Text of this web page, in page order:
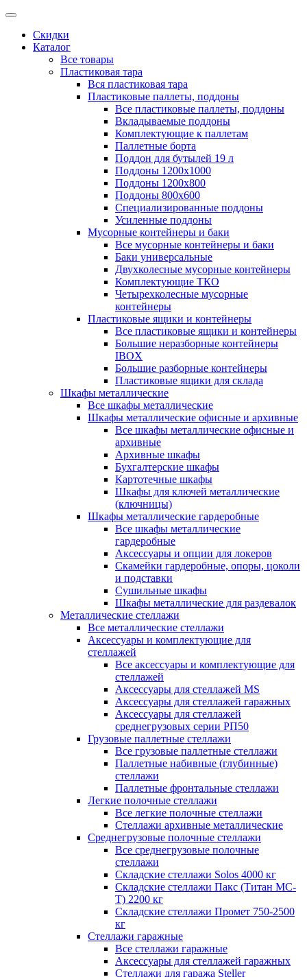
Скидки
Каталог
Все товары
Пластиковая тара
Вся пластиковая тара
Пластиковые паллеты, поддоны
Все пластиковые паллеты, поддоны
Вкладываемые поддоны
Комплектующие к паллетам
Паллетные борта
Поддон для бутылей 19 л
Поддоны 1200х1000
Поддоны 1200х800
Поддоны 800х600
Специализированные поддоны
Усиленные поддоны
Мусорные контейнеры и баки
Все мусорные контейнеры и баки
Баки универсальные
Двухколесные мусорные контейнеры
Комплектующие ТКО
Четырехколесные мусорные
контейнеры
Пластиковые ящики и контейнеры
Все пластиковые ящики и контейнеры
Большие неразборные контейнеры
IBOX
Большие разборные контейнеры
Пластиковые ящики для склада
Шкафы металлические
Все шкафы металлические
Шкафы металлические офисные и архивные
Все шкафы металлические офисные и
архивные
Архивные шкафы
Бухгалтерские шкафы
Картотечные шкафы
Шкафы для ключей металлические
(ключницы)
Шкафы металлические гардеробные
Все шкафы металлические
гардеробные
Аксессуары и опции для локеров
Скамейки гардеробные, опоры, цоколи
и подставки
Сушильные шкафы
Шкафы металлические для раздевалок
Металлические стеллажи
Все металлические стеллажи
Аксессуары и комплектующие для
стеллажей
Все аксессуары и комплектующие для
стеллажей
Аксессуары для стеллажей MS
Аксессуары для стеллажей гаражных
Аксессуары для стеллажей
среднегрузовых серии РП50
Грузовые паллетные стеллажи
Все грузовые паллетные стеллажи
Паллетные набивные (глубинные)
стеллажи
Паллетные фронтальные стеллажи
Легкие полочные стеллажи
Все легкие полочные стеллажи
Стеллажи архивные металлические
Среднегрузовые полочные стеллажи
Все среднегрузовые полочные
стеллажи
Складские стеллажи Solos 4000 кг
Складские стеллажи Пакс (Титан МС-
Т) 2200 кг
Складские стеллажи Промет 750-2500
кг
Стеллажи гаражные
Все стеллажи гаражные
Аксессуары для стеллажей гаражных
Стеллажи для гаража Steller